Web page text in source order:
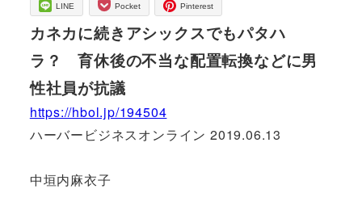
LINE Pocket Pinterest
カネカに続きアシックスでもパタハ
ラ？ 育休後の不当な配置転換などに男
性社員が抗議
https://hbol.jp/194504
ハーバービジネスオンライン 2019.06.13
中垣内麻衣子